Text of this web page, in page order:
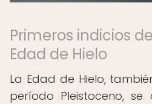
Primeros indicios
Edad de Hielo
La Edad de Hielo,
período Pleistoceno,